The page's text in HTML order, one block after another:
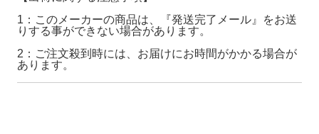
1：このメーカーの商品は、『発送完了メール』をお送
りする事ができない場合があります。
2：ご注文殺到時には、お届けにお時間がかかる場合が
あります。